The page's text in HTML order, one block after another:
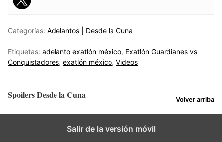
Categorías: Adelantos | Desde la Cuna
Etiquetas: adelanto exatlón méxico, Exatlón Guardianes vs
Conquistadores, exatlón méxico, Videos
Spoilers Desde la Cuna Volver arriba
Salir de la versión móvil